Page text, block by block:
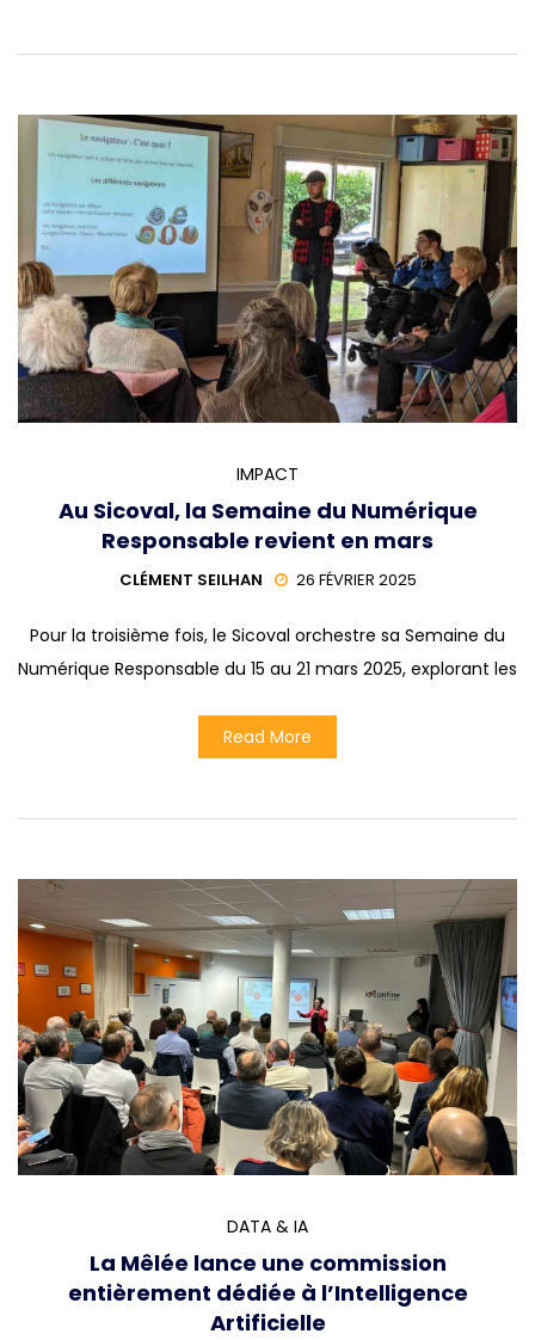
IMPACT
Au Sicoval, la Semaine du Numérique
Responsable revient en mars
CLÉMENT SEILHAN 26 FÉVRIER 2025
Pour la troisième fois, le Sicoval orchestre sa Semaine du
Numérique Responsable du 15 au 21 mars 2025, explorant les
Read More
DATA & IA
La Mêlée lance une commission
entièrement dédiée à l’Intelligence
Artificielle